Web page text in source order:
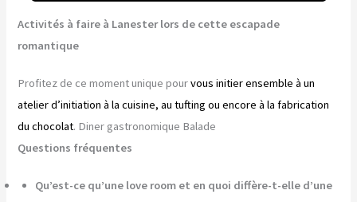
Activités à faire à Lanester lors de cette escapade
romantique
Profitez de ce moment unique pourvous initier ensemble à un
atelier d’initiation à la cuisine, au tufting ou encore à la fabrication
du chocolat. Diner gastronomique Balade
Questions fréquentes
Qu’est-ce qu’une love room et en quoi diffère-t-elle d’une